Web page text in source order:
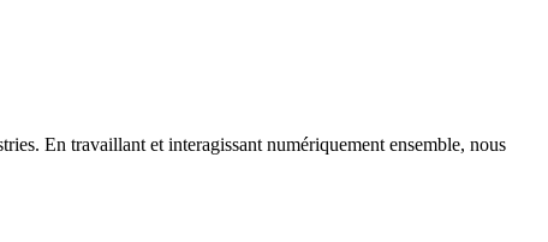
En travaillant et interagissant numériquement ensemble, nous